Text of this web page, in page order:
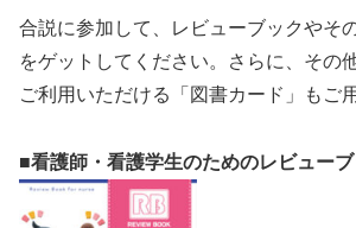
合説に参加して、レビューブックやそ
をゲットしてください。さらに、その
ご利用いただける「図書カード」もご
■看護師・看護学生のためのレビュー